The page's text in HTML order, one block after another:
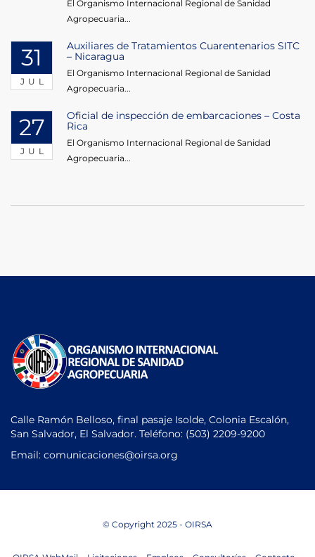
El Organismo Internacional Regional de Sanidad
Agropecuaria...
31
JUL
Auxiliares de Tratamientos Cuarentenarios SITC
– Nicaragua
El Organismo Internacional Regional de Sanidad
Agropecuaria...
27
JUL
Oficial de inspección de embarcaciones – Costa
Rica
El Organismo Internacional Regional de Sanidad
Agropecuaria...
Calle Ramón Belloso, final pasaje Isolde, Colonia Escalón,
San Salvador, El Salvador. Teléfono: (503) 2209-9200
Email: comunicaciones@oirsa.org
© Copyright 2025 - OIRSA